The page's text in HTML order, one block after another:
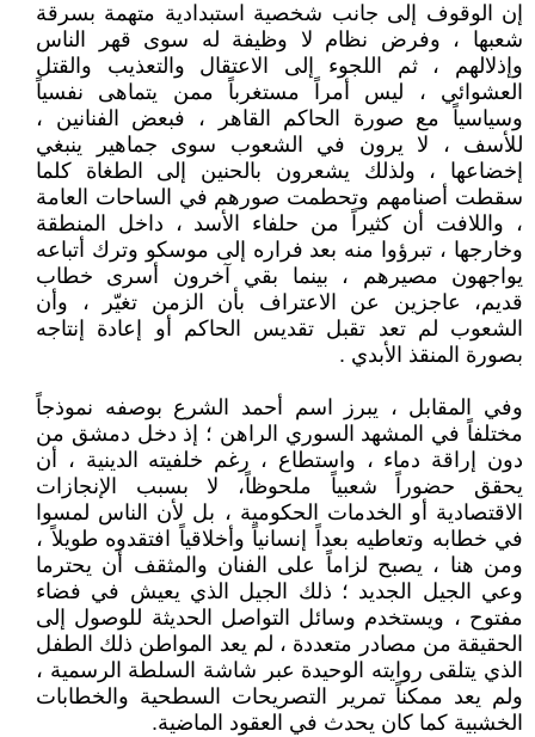
إن الوقوف إلى جانب شخصية استبدادية متهمة بسرقة
شعبها ، وفرض نظام لا وظيفة له سوى قهر الناس
وإذلالهم ، ثم اللجوء إلى الاعتقال والتعذيب والقتل
العشوائي ، ليس أمراً مستغرباً ممن يتماهى نفسياً
وسياسياً مع صورة الحاكم القاهر ، فبعض الفنانين ،
للأسف ، لا يرون في الشعوب سوى جماهير ينبغي
إخضاعها ، ولذلك يشعرون بالحنين إلى الطغاة كلما
سقطت أصنامهم وتحطمت صورهم في الساحات العامة
، واللافت أن كثيراً من حلفاء الأسد ، داخل المنطقة
وخارجها ، تبرؤوا منه بعد فراره إلى موسكو وترك أتباعه
يواجهون مصيرهم ، بينما بقي آخرون أسرى خطاب
قديم، عاجزين عن الاعتراف بأن الزمن تغيّر ، وأن
الشعوب لم تعد تقبل تقديس الحاكم أو إعادة إنتاجه
بصورة المنقذ الأبدي .
وفي المقابل ، يبرز اسم أحمد الشرع بوصفه نموذجاً
مختلفاً في المشهد السوري الراهن ؛ إذ دخل دمشق من
دون إراقة دماء ، واستطاع ، رغم خلفيته الدينية ، أن
يحقق حضوراً شعبياً ملحوظاً، لا بسبب الإنجازات
الاقتصادية أو الخدمات الحكومية ، بل لأن الناس لمسوا
في خطابه وتعاطيه بعداً إنسانياً وأخلاقياً افتقدوه طويلاً ،
ومن هنا ، يصبح لزاماً على الفنان والمثقف أن يحترما
وعي الجيل الجديد ؛ ذلك الجيل الذي يعيش في فضاء
مفتوح ، ويستخدم وسائل التواصل الحديثة للوصول إلى
الحقيقة من مصادر متعددة ، لم يعد المواطن ذلك الطفل
الذي يتلقى روايته الوحيدة عبر شاشة السلطة الرسمية ،
ولم يعد ممكناً تمرير التصريحات السطحية والخطابات
الخشبية كما كان يحدث في العقود الماضية.